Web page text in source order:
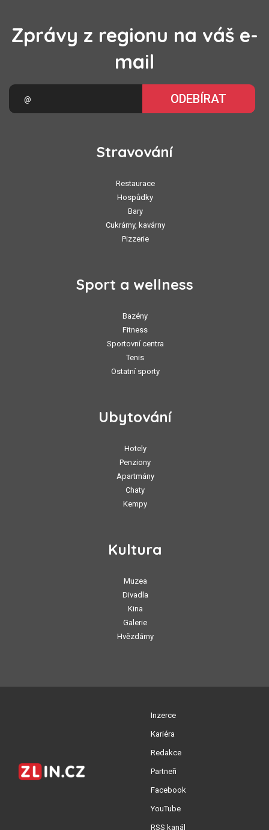
Zprávy z regionu na váš e-
mail
ODEBÍRAT
Stravování
Restaurace
Hospůdky
Bary
Cukrárny, kavárny
Pizzerie
Sport a wellness
Bazény
Fitness
Sportovní centra
Tenis
Ostatní sporty
Ubytování
Hotely
Penziony
Apartmány
Chaty
Kempy
Kultura
Muzea
Divadla
Kina
Galerie
Hvězdárny
Inzerce
Kariéra
Redakce
Partneři
Facebook
YouTube
RSS kanál